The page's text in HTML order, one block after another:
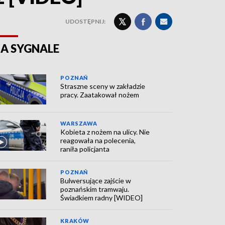
UDOSTĘPNIJ:
SYGNALE
POZNAŃ
Straszne sceny w zakładzie
pracy. Zaatakował nożem
WARSZAWA
Kobieta z nożem na ulicy. Nie
reagowała na polecenia,
raniła policjanta
POZNAŃ
Bulwersujące zajście w
poznańskim tramwaju.
Świadkiem radny [WIDEO]
KRAKÓW